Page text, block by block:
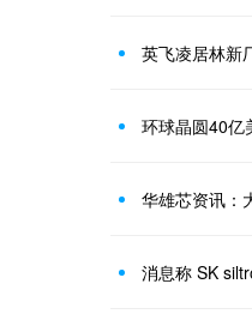
英飞凌居林新
环球晶圆40亿
华雄芯资讯：
消息称 SK